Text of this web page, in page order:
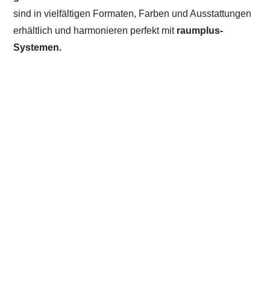
sind in vielfältigen Formaten, Farben und Ausstattungen
erhältlich und harmonieren perfekt mit raumplus-
Systemen.